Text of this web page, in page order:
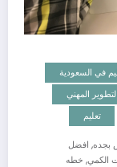
في السعودية
المهني
تعليم
بجده, افضل
الكمي, خطه